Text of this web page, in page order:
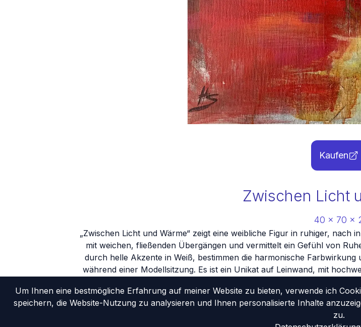
Kaufen
Zwischen Licht
40 x 70 x
„Zwischen Licht und Wärme“ zeigt eine weibliche Figur in ruhiger, nach
mit weichen, fließenden Übergängen und vermittelt ein Gefühl von
durch helle Akzente in Weiß, bestimmen die harmonische
während einer Modellsitzung. Es ist ein Unikat auf Leinwand, mit
Um Ihnen eine bestmögliche Erfahrung auf meiner Website zu bieten, verwende ich
speichern, die Website-Nutzung zu analysieren und Ihnen personalisierte Inhalte
zu.
Vita Ausstellungen Kontakt